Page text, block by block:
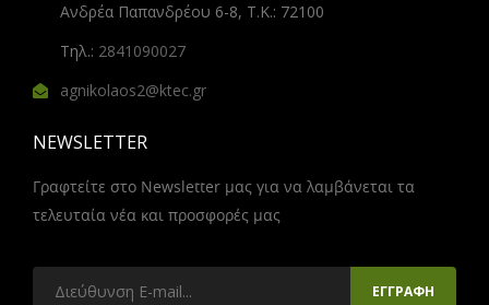
Ανδρέα Παπανδρέου 6-8, Τ.Κ.: 72100
Τηλ.: 2841090027
agnikolaos2@ktec.gr
NEWSLETTER
Γραφτείτε στο Newsletter μας για να λαμβάνεται τα
τελευταία νέα και προσφορές μας